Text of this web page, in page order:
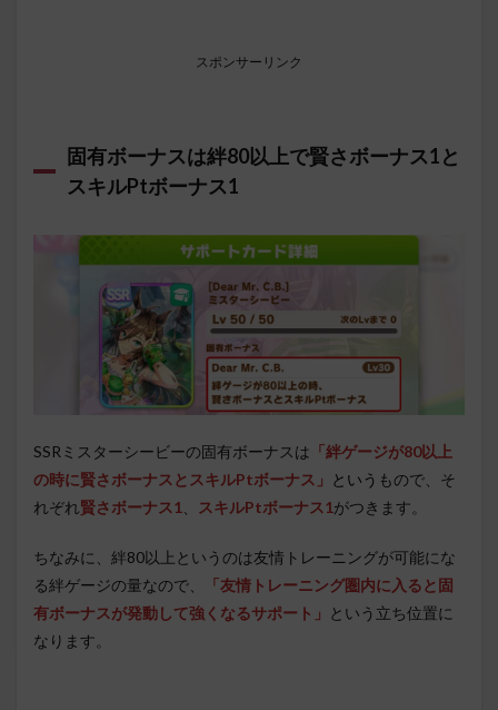
スポンサーリンク
固有ボーナスは絆80以上で賢さボーナス1と
スキルPtボーナス1
SSRミスターシービーの固有ボーナスは 「絆ゲージが80以上
の時に賢さボーナスとスキルPtボーナス」 という もので、そ
れぞれ賢さボーナス1 スキルPtボーナス1がつきます。
ちなみに、絆80以上というのは友情トレーニングが可能にな
る絆ゲージの量なので、
「友情トレーニング圏内に入ると固
有ボーナスが発動して強くなるサポート」 という立ち位置に
なります。